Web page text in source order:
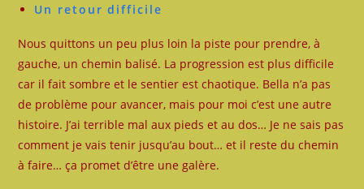
Un retour difficile
Nous quittons un peu plus loin la piste pour prendre, à
gauche, un chemin balisé. La progression est plus difficile
car il fait sombre et le sentier est chaotique. Bella n’a pas
de problème pour avancer, mais pour moi c’est une autre
histoire. J’ai terrible mal aux pieds et au dos… Je ne sais pas
comment je vais tenir jusqu’au bout… et il reste du chemin
à faire… ça promet d’être une galère.